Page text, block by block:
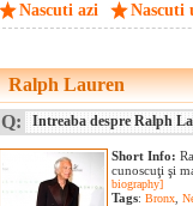
Nascuti azi Nascuti
Ralph Lauren
Q: Intreaba despre Ralph
Short Info:
cunoscuţi şi
biography]
Tags: Bronx